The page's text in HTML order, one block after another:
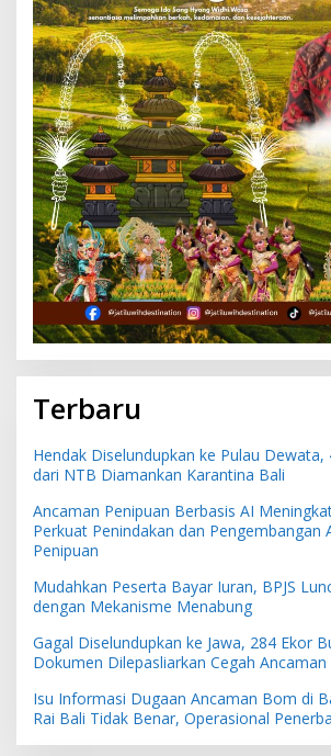
Terbaru
Hendak Diselundupkan ke Pulau Dewata,
dari NTB Diamankan Karantina Bali
Ancaman Penipuan Berbasis AI
Perkuat Penindakan dan Pengembangan
Penipuan
Mudahkan Peserta Bayar Iuran, BPJS
dengan Mekanisme Menabung
Gagal Diselundupkan ke Jawa, 284 Ekor
Dokumen Dilepasliarkan Cegah
Isu Informasi Dugaan Ancaman Bom di
Rai Bali Tidak Benar, Operasional